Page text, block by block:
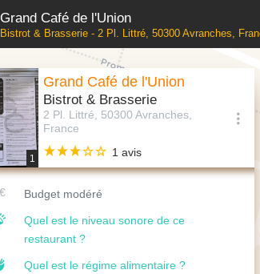
Grand Café de l'Union
Bistrot & Brasserie - 2 Pl. Littré, 50300 Avranches,
1
Grand Café de l'Union
Bistrot & Brasserie
2 Pl. Littré, 50300 Avranches,
France
1 avis
Budget modéré
Quel est le niveau sonore de ce
restaurant ?
Quel est le régime alimentaire ?